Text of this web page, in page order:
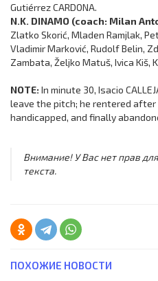
Gutiérrez CARDONA.
N.K. DINAMO (coach: Milan
Zlatko Skorić, Mladen Ramjlak,
Vladimir Marković, Rudolf Belin,
Zambata, Željko Matuš, Ivica Kiš,
NOTE: In minute 30, Isacio
leave the pitch; he rentered
handicapped, and finally
Внимание! У Вас нет прав
текста.
ПОХОЖИЕ НОВОСТИ